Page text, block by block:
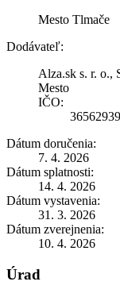
Mesto Tlmače
Dodávateľ:
Alza.sk s. r. o.,
Mesto
IČO:
36562939
Dátum doručenia:
7. 4. 2026
Dátum splatnosti:
14. 4. 2026
Dátum vystavenia:
31. 3. 2026
Dátum zverejnenia:
10. 4. 2026
Úrad